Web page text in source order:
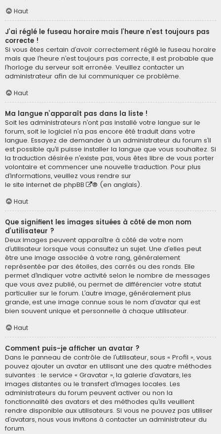
Haut
J’ai réglé le fuseau horaire mais l’heure n’est toujours pas
correcte !
Si vous êtes certain d’avoir correctement réglé le fuseau horaire
mais que l’heure n’est toujours pas correcte, il est probable que
l’horloge du serveur soit erronée. Veuillez contacter un
administrateur afin de lui communiquer ce problème.
Haut
Ma langue n’apparaît pas dans la liste !
Soit les administrateurs n’ont pas installé votre langue sur le
forum, soit le logiciel n’a pas encore été traduit dans votre
langue. Essayez de demander à un administrateur du forum s’il
est possible qu’il puisse installer la langue que vous souhaitez. Si
la traduction désirée n’existe pas, vous êtes libre de vous porter
volontaire et commencer une nouvelle traduction. Pour plus
d’informations, veuillez vous rendre sur
le site internet de phpBB
® (en anglais).
Haut
Que signifient les images situées à côté de mon nom
d’utilisateur ?
Deux images peuvent apparaître à côté de votre nom
d’utilisateur lorsque vous consultez un sujet. Une d’elles peut
être une image associée à votre rang, généralement
représentée par des étoiles, des carrés ou des ronds. Elle
permet d’indiquer votre activité selon le nombre de messages
que vous avez publié, ou permet de différencier votre statut
particulier sur le forum. L’autre image, généralement plus
grande, est une image connue sous le nom d’avatar qui est
bien souvent unique et personnelle à chaque utilisateur.
Haut
Comment puis-je afficher un avatar ?
Dans le panneau de contrôle de l’utilisateur, sous « Profil », vous
pouvez ajouter un avatar en utilisant une des quatre méthodes
suivantes : le service « Gravatar », la galerie d’avatars, les
images distantes ou le transfert d’images locales. Les
administrateurs du forum peuvent activer ou non la
fonctionnalité des avatars et des méthodes qu’ils veuillent
rendre disponible aux utilisateurs. Si vous ne pouvez pas utiliser
d’avatars, nous vous invitons à contacter un administrateur du
forum.